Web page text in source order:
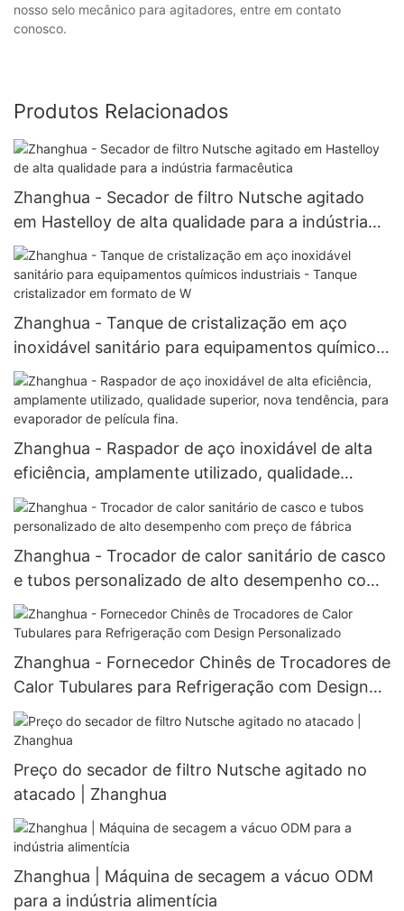
nosso selo mecânico para agitadores, entre em contato
conosco.
Produtos Relacionados
Zhanghua - Secador de filtro Nutsche agitado
em Hastelloy de alta qualidade para a indústria
farmacêutica
Zhanghua - Tanque de cristalização em aço
inoxidável sanitário para equipamentos químicos
industriais - Tanque cristalizador em formato de
W
Zhanghua - Raspador de aço inoxidável de alta
eficiência, amplamente utilizado, qualidade
superior, nova tendência, para evaporador de
película fina.
Zhanghua - Trocador de calor sanitário de casco
e tubos personalizado de alto desempenho com
preço de fábrica
Zhanghua - Fornecedor Chinês de Trocadores de
Calor Tubulares para Refrigeração com Design
Personalizado
Preço do secador de filtro Nutsche agitado no
atacado | Zhanghua
Zhanghua | Máquina de secagem a vácuo ODM
para a indústria alimentícia